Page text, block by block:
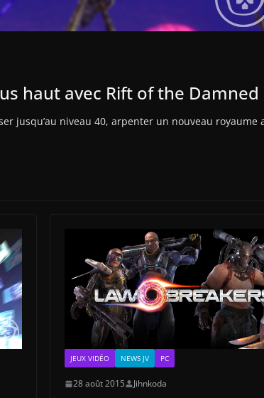
haut avec Rift of the Damned
jusqu’au niveau 40, arpenter un nouveau royaume
JEUX VIDÉO NEWS JV PC
28 août 2015 Jihnkoda